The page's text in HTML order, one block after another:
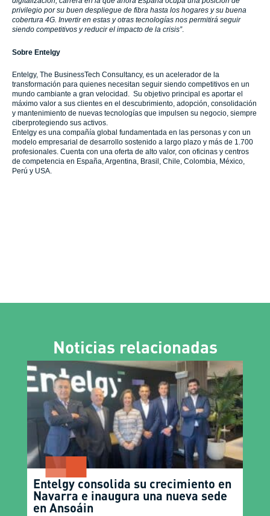
privilegio por su buen despliegue de fibra hasta los hogares y su buena
cobertura 4G. Invertir en estas y otras tecnologías nos permitirá seguir
siendo competitivos y reducir el impacto de la crisis”.
Sobre Entelgy
Entelgy, The BusinessTech Consultancy, es un acelerador de la
transformación para quienes necesitan seguir siendo competitivos en un
mundo cambiante a gran velocidad. Su objetivo principal es aportar el
máximo valor a sus clientes en el descubrimiento, adopción, consolidación
y mantenimiento de nuevas tecnologías que impulsen su negocio, siempre
ciberprotegiendo sus activos.
Entelgy es una compañía global fundamentada en las personas y con un
modelo empresarial de desarrollo sostenido a largo plazo y más de 1.700
profesionales. Cuenta con una oferta de alto valor, con oficinas y centros
de competencia en España, Argentina, Brasil, Chile, Colombia, México,
Perú y USA.
Noticias relacionadas
Entelgy consolida su crecimiento en
Navarra e inaugura una nueva sede
en Ansoáin